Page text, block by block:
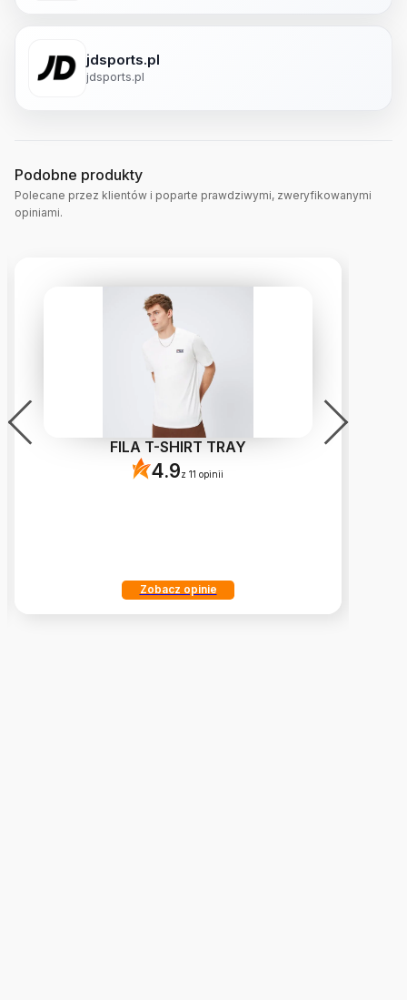
jdsports.pl
jdsports.pl
Podobne produkty
Polecane przez klientów i poparte prawdziwymi, zweryfikowanymi
opiniami.
FILA T-SHIRT TRAY
4.9z 11 opinii
Zobacz opinie